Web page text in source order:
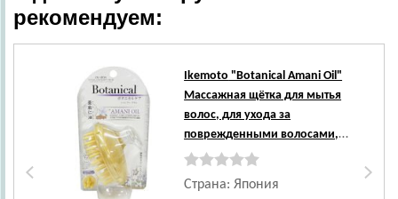
рекомендуем:
Ikemoto "Botanical Amani Oil"
Массажная щётка для мытья
волос, для ухода за
поврежденными волосами, с
маслом льна, 1 шт.
Страна: Япония